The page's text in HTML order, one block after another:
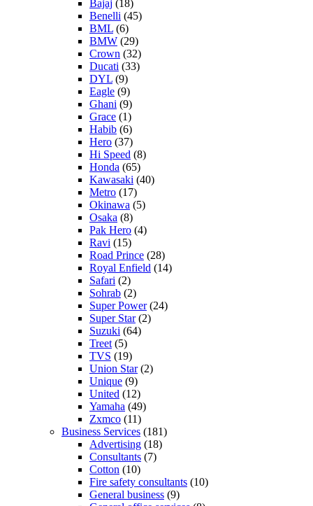
Bajaj (18)
Benelli (45)
BML (6)
BMW (29)
Crown (32)
Ducati (33)
DYL (9)
Eagle (9)
Ghani (9)
Grace (1)
Habib (6)
Hero (37)
Hi Speed (8)
Honda (65)
Kawasaki (40)
Metro (17)
Okinawa (5)
Osaka (8)
Pak Hero (4)
Ravi (15)
Road Prince (28)
Royal Enfield (14)
Safari (2)
Sohrab (2)
Super Power(24)
Super Star(2)
Suzuki (64)
Treet (5)
TVS (19)
Union Star(2)
Unique (9)
United (12)
Yamaha (49)
Zxmco (11)
Business Services (181)
Advertising (18)
Consultants (7)
Cotton (10)
Fire safety consultants (10)
General business (9)